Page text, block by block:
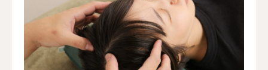
骨盤整体
姿勢美人コラム